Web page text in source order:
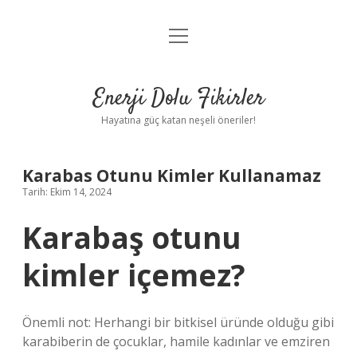
Anasayfa
Yasal Uyarı
menüyü
Enerji Dolu Fikirler
Hayatına güç katan neşeli öneriler!
Karabas Otunu Kimler Kullanamaz
Tarih: Ekim 14, 2024
Karabaş otunu
kimler içemez?
Önemli not: Herhangi bir bitkisel üründe olduğu gibi
karabiberin de çocuklar, hamile kadınlar ve emziren